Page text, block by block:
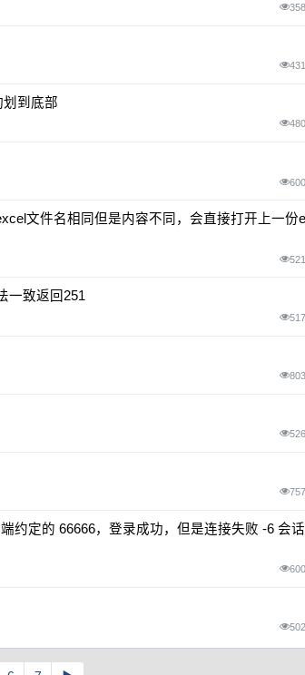
358
431
到底部
480
600
文件名相同但是内容不同，会直接打开上一份
521
一致返回251
517
803
526
757
约定的 66666，登录成功，但是连接失败 -6 会
600
502